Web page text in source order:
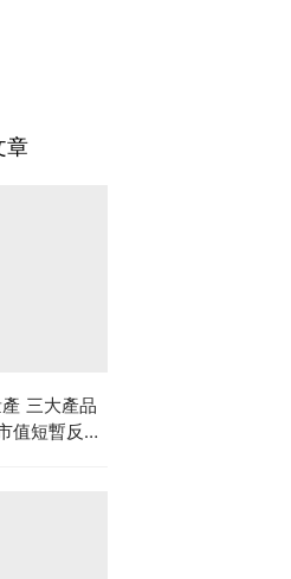
章
三大產品
值短暫反超